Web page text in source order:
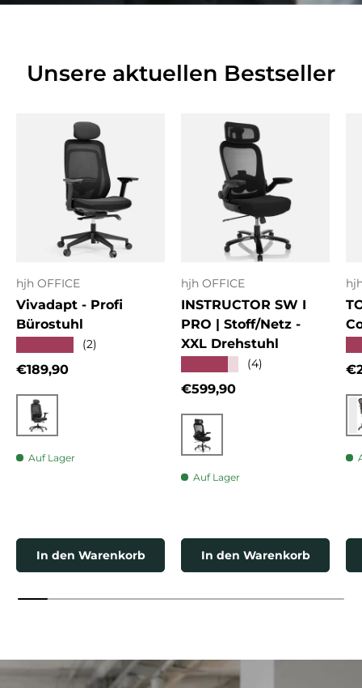
Unsere aktuellen Bestseller
hjh OFFICE
Vivadapt - Profi
Bürostuhl
(2)
Normaler Preis
€189,90
Schwarz
Auf Lager
In den Warenkorb
hjh OFFICE
INSTRUCTOR SW I
PRO | Stoff/Netz -
XXL Drehstuhl
(4)
Normaler Preis
€599,90
Schwarz
Auf Lager
In den Warenkorb